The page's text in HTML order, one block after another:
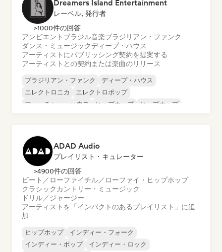
Dreamers Island Entertainment
レーベル, 発行者
>1000件の回答
アンビエント ブラジル音楽ブラジリアン・ファンク
ダンス・ミュージックディープ・ハウス
アーティストにパブリッシング契約を提案する
アーティストとの契約または楽曲のリリース
ブラジリアン・ファンク
ディープ・ハウス
エレクトロニカ
エレクトロポップ
フューチャー・ハウス
ヒップホップ
ヒップホップ
ADAD Audio
プレイリスト・キュレーター
>4900件の回答
ビート／ローファイチル／ローファイ・ヒップホップ
クラシック カントリー・ミュージック
ドリル／ジャージー
アーティストを「インパクトのあるプレイリスト」に追
加
ヒップホップ
インディー・フォーク
インディー・ポップ
インディー・ロック